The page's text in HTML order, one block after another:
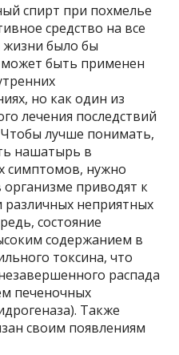
спирт при похмелье
средство на все
жизни было бы
быть применен
но как один из
лечения последствий
лучше понимать,
нашатырь в
симптомов, нужно
организме приводят к
неприятных
состояние
содержанием в
токсина, что
распада
печеночных
Также
своим появлениям